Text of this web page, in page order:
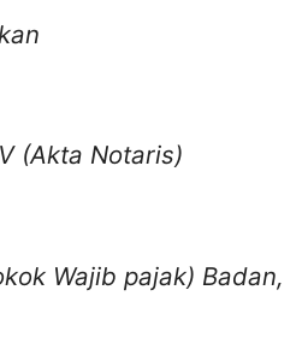
(Akta Notaris)
Wajib pajak) Badan,